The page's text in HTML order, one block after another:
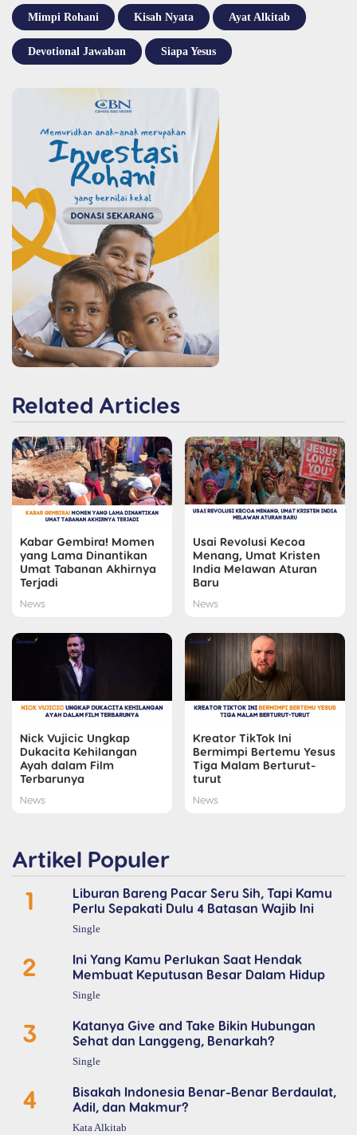
Mimpi Rohani Kisah Nyata Ayat Alkitab
Devotional Jawaban Siapa Yesus
Related Articles
Kabar Gembira! Momen
yang Lama Dinantikan
Umat Tabanan Akhirnya
Terjadi
News
Usai Revolusi Kecoa
Menang, Umat Kristen
India Melawan Aturan
Baru
News
Nick Vujicic Ungkap
Dukacita Kehilangan
Ayah dalam Film
Terbarunya
News
Kreator TikTok Ini
Bermimpi Bertemu Yesus
Tiga Malam Berturut-
turut
News
Artikel Populer
1
Liburan Bareng Pacar Seru Sih, Tapi Kamu
Perlu Sepakati Dulu 4 Batasan Wajib Ini
Single
2
Ini Yang Kamu Perlukan Saat Hendak
Membuat Keputusan Besar Dalam Hidup
Single
3
Katanya Give and Take Bikin Hubungan
Sehat dan Langgeng, Benarkah?
Single
4
Bisakah Indonesia Benar-Benar Berdaulat,
Adil, dan Makmur?
Kata Alkitab